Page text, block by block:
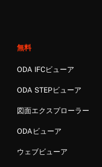
無料
ODA IFCビューア
ODA STEPビューア
図面エクスプローラー
ODAビューア
ウェブビューア